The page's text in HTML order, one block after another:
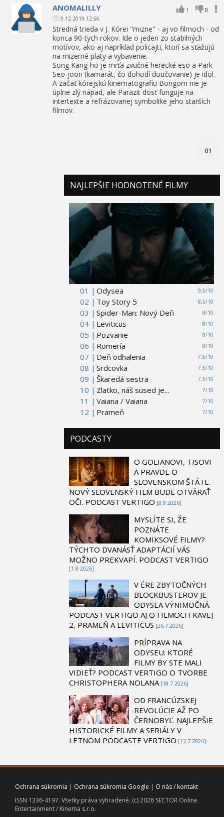
1 0
ANOMALILLY
9.12.2019 12:56
Stredná trieda v J. Kórei "mizne" - aj vo filmoch - od
konca 90-tych rokov. Ide o jeden zo stabilných
motívov, ako aj napríklad policajti, ktorí sa sťažujú
na mizerné platy a vybavenie.
Song Kang-ho je mrťa zvučné herecké eso a Park
Seo-joon (kamarát, čo dohodí doučovanie) je idol.
A začať kórejskú kinematografiu Bongom nie je
úplne zlý nápad, ale Parazit dosť funguje na
intertexte a refrázovanej symbolike jeho starších
filmov.
01
NAJLEPŠIE HODNOTENÉ FILMY
01 | 9,5/10
Odysea
02 |
8,5/10
Toy Story 5
03 |
8/10
Spider-Man: Nový Deň
04 |
8/10
Leviticus
05 |
8/10
Pozvanie
06 |
8/10
Romería
07 |
7,5/10
Deň odhalenia
08 |
7,5/10
Srdcovka
09 |
7,5/10
Škaredá sestra
10 |
7/10
Zlatko, náš sused je...
11 |
7/10
Vaiana / Vaiana
12 |
7/10
Prameň
PODCASTY
O GOLIANOVI, TISOVI
A PRAVDE O
SLOVENSKOM ŠTÁTE.
NOVÝ SLOVENSKÝ FILM BUDE OTVÁRAŤ
OČI. PODCAST VERTIGO [8.8 2026]
MYSLÍTE SI, ŽE
POZNÁTE
KOMIKSOVÉ FILMY?
TÝCHTO DVANÁSŤ ADAPTÁCIÍ VÁS
MOŽNO PREKVAPÍ. PODCAST VERTIGO
[1.8 2026]
V ÉRE ZBYTOČNÝCH
BLOCKBUSTEROV JE
ODYSEA VÝNIMOČNÁ.
PODCAST VERTIGO AJ O FILMOCH KAVEJ
2, PRAMEŇ A LEVITICUS [26.7 2026]
PRÍPRAVA NA
ODYSEU: KTORÉ
FILMY BY STE MALI
VIDIEŤ? PODCAST VERTIGO O TVORBE
CHRISTOPHERA NOLANA [18.7 2026]
OD FRANCÚZSKEJ
REVOLÚCIE AŽ PO
ČERNOBYĽ. NAJLEPŠIE
HISTORICKÉ FILMY A SERIÁLY V
LETNOM PODCASTE VERTIGO [13.7 2026]
Ochrana súkromia | Ochrana súkromia Google | O nás / kontakt
ISSN 1336-4197. Všetky práva vyhradené. (c) 2026 SECTOR Online
Entertainment / Kinema s.r.o.